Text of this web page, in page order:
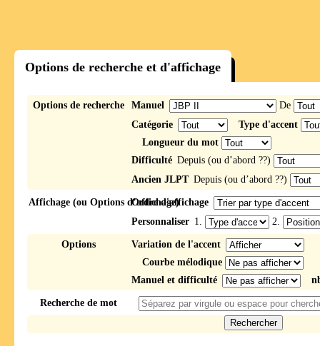
Options de recherche et d'affichage
Options de recherche Manuel
De
Catégorie
Type d'accent
Longueur du mot
Difficulté Depuis (ou d’abord ??)
Ancien JLPT Depuis (ou d’abord ??)
Affichage (ou Options d’affichage)
Ordre d'affichage
Personnaliser 1. 2.
Options
Variation de l'accent
Courbe mélodique
Manuel et difficulté
Recherche de mot